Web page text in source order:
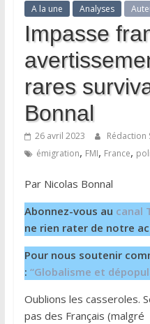
A la une Analyses
Impasse
rares
Bonnal
26 avril 2023 Rédaction
émigration, FMI, France,
Par Nicolas Bonnal
Abonnez-vous au canal
ne rien rater de notre
Pour nous soutenir
: “Globalisme et
Oublions les casseroles.
pas des Français (malgré